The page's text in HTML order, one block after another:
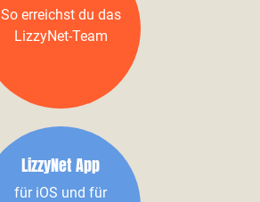
So erreichst du das
LizzyNet-Team
LizzyNet App
für iOS und für